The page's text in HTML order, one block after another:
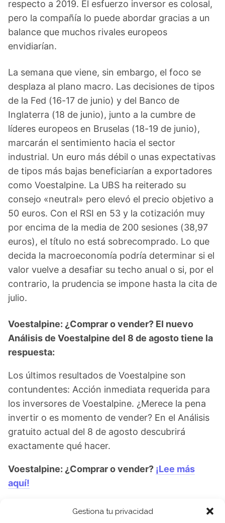
Gestiona tu privacidad
respecto a 2019. El esfuerzo inversor es colosal,
pero la compañía lo puede abordar gracias a un
balance que muchos rivales europeos
envidiarían.
La semana que viene, sin embargo, el foco se
desplaza al plano macro. Las decisiones de tipos
de la Fed (16-17 de junio) y del Banco de
Inglaterra (18 de junio), junto a la cumbre de
líderes europeos en Bruselas (18-19 de junio),
marcarán el sentimiento hacia el sector
industrial. Un euro más débil o unas expectativas
de tipos más bajas beneficiarían a exportadores
como Voestalpine. La UBS ha reiterado su
consejo «neutral» pero elevó el precio objetivo a
50 euros. Con el RSI en 53 y la cotización muy
por encima de la media de 200 sesiones (38,97
euros), el título no está sobrecomprado. Lo que
decida la macroeconomía podría determinar si el
valor vuelve a desafiar su techo anual o si, por el
contrario, la prudencia se impone hasta la cita de
julio.
Voestalpine: ¿Comprar o vender? El nuevo
Análisis de Voestalpine del 8 de agosto tiene la
respuesta:
Los últimos resultados de Voestalpine son
contundentes: Acción inmediata requerida para
los inversores de Voestalpine. ¿Merece la pena
invertir o es momento de vender? En el Análisis
gratuito actual del 8 de agosto descubrirá
exactamente qué hacer.
Voestalpine: ¿Comprar o vender? ¡Lee más
aquí!